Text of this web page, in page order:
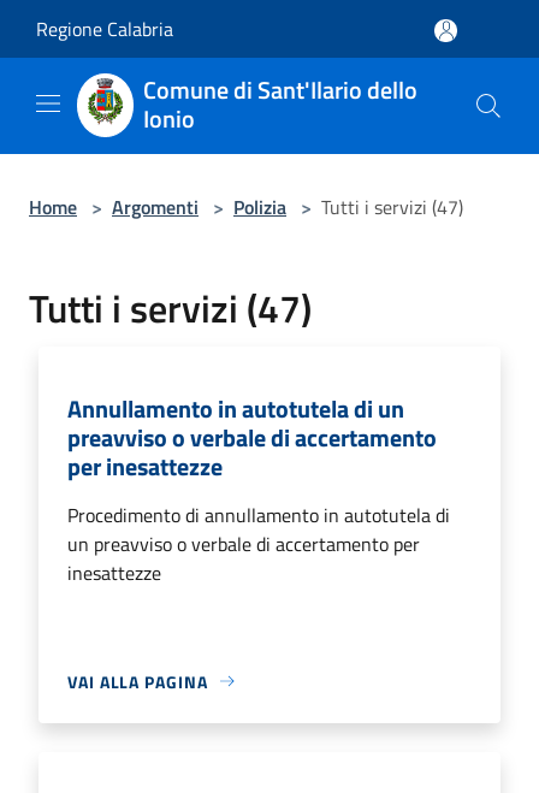
Regione Calabria
Comune di Sant'Ilario dello
Ionio
Home > Argomenti > Polizia > Tutti i servizi (47)
Tutti i servizi (47)
Annullamento in autotutela di un
preavviso o verbale di accertamento
per inesattezze
Procedimento di annullamento in autotutela di
un preavviso o verbale di accertamento per
inesattezze
VAI ALLA PAGINA